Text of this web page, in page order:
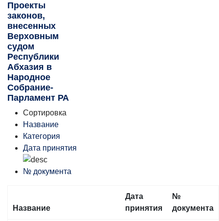
Проекты
законов,
внесенных
Верховным
судом
Республики
Абхазия в
Народное
Собрание-
Парламент РА
Сортировка
Название
Категория
Дата принятия
№ документа
Название
Дата
принятия
№
документа